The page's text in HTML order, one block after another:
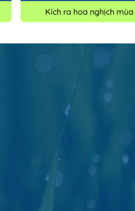
Kích ra hoa nghịch mùa